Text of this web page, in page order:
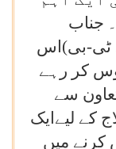
جناب
ٹی-بی)اس
کر رہے
سے
کے لیےایک
کرنے میں